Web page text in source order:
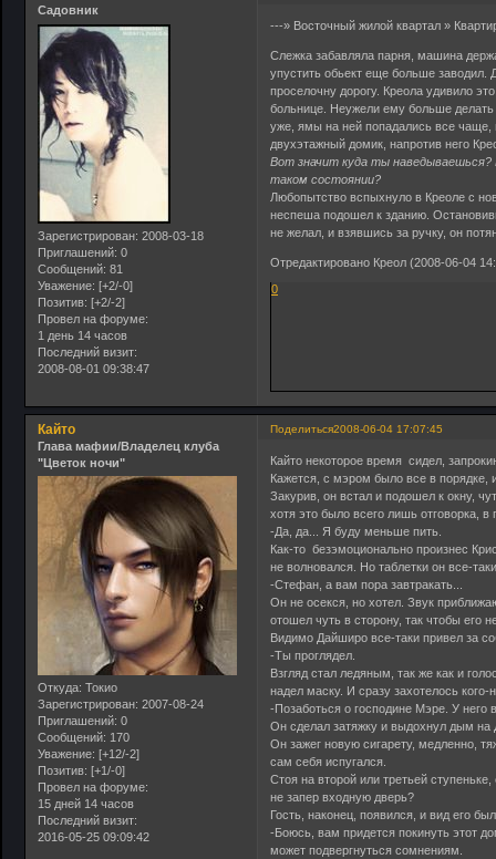
Садовник
Зарегистрирован: 2008-03-18
Приглашений: 0
Сообщений: 81
Уважение: [+2/-0]
Позитив: [+2/-2]
Провел на форуме:
1 день 14 часов
Последний визит:
2008-08-01 09:38:47
---» Восточный жилой квартал »
Слежка забавляла парня, машина
упустить обьект еще больше заводил.
проселочну дорогу. Креола удивило
больнице. Неужели ему больше делать
уже, ямы на ней попадались все чаще,
двухэтажный домик, напротив него
Вот значит куда ты
таком состоянии?
Любопытство вспыхнуло в Креоле с
неспеша подошел к зданию.
не желал, и взявшись за ручку, он
Отредактировано Креол (2008-06-04
0
Поделиться2008-06-04 17:07:45
Кайто
Глава мафии/Владелец клуба
"Цветок ночи"
Откуда: Токио
Зарегистрирован: 2007-08-24
Приглашений: 0
Сообщений: 170
Уважение: [+12/-2]
Позитив: [+1/-0]
Провел на форуме:
15 дней 14 часов
Последний визит:
2016-05-25 09:09:42
Кайто некоторое время сидел,
Кажется, с мэром было все в
Закурив, он встал и подошел к окну,
хотя это было всего лишь отговорка,
-Да, да... Я буду меньше пить.
Как-то безэмоционально произнес
не волновался. Но таблетки он все-
-Стефан, а вам пора завтракать...
Он не осекся, но хотел. Звук
отошел чуть в сторону, так чтобы его
Видимо Дайширо все-таки привел за
-Ты проглядел.
Взгляд стал ледяным, так же как и
надел маску. И сразу захотелось
-Позаботься о господине Мэре. У него
Он сделал затяжку и выдохнул дым на
Он зажег новую сигарету, медленно,
сам себя испугался.
Стоя на второй или третьей
не запер входную дверь?
Гость, наконец, появился, и вид его
-Боюсь, вам придется покинуть этот
может подвергнуться сомнениям.